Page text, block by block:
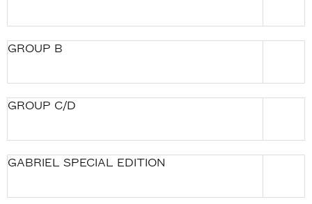
GROUP B
GROUP C/D
GABRIEL SPECIAL EDITION